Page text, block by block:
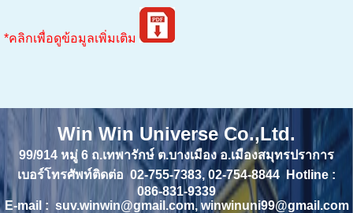
*คลิกเพื่อดูข้อมูลเพิ่มเติม
Win Win Universe Co.,Ltd.
99/914 หมู่ 6 ถ.เทพารักษ์ ต.บางเมือง อ.เมืองสมุทรปราการ
เบอร์โทรศัพท์ติดต่อ 02-755-7383, 02-754-8844 Hotline :
086-831-9339
E-mail : suv.winwin@gmail.com, winwinuni99@gmail.com